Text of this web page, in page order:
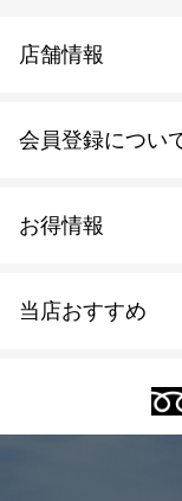
当店おすすめ
式部の香りシリーズ
お得情報
会員登録につい
会員規約について
店舗情報